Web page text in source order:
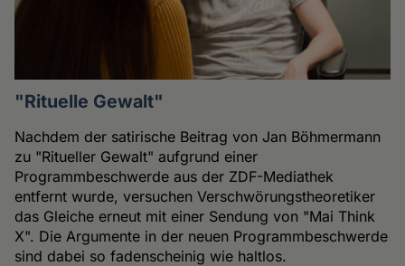
"Rituelle Gewalt"
Nachdem der satirische Beitrag von Jan Böhmermann
zu "Ritueller Gewalt" aufgrund einer
Programmbeschwerde aus der ZDF-Mediathek
entfernt wurde, versuchen Verschwörungstheoretiker
das Gleiche erneut mit einer Sendung von "Mai Think
X". Die Argumente in der neuen Programmbeschwerde
sind dabei so fadenscheinig wie haltlos.